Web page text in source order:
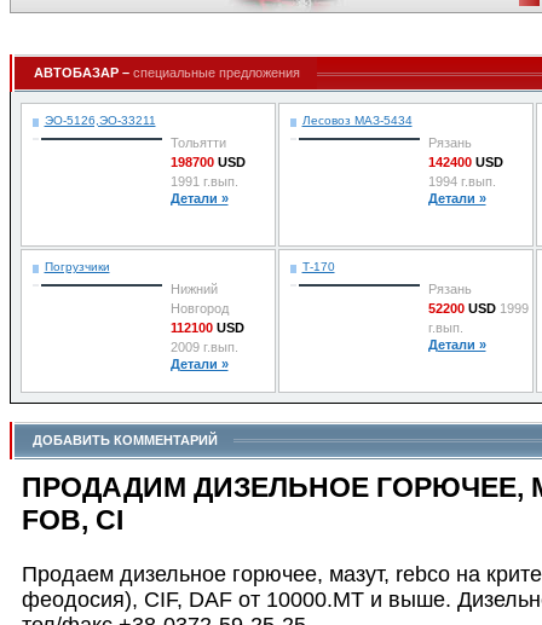
АВТОБАЗАР – специальные предложения
ЭО-5126,ЭО-33211
Тольятти
198700USD
1991 г.вып.
Детали »
Лесовоз МАЗ-5434
Рязань
142400USD
1994 г.вып.
Детали »
Погрузчики
Нижний
Новгород
112100USD
2009 г.вып.
Детали »
Т-170
Рязань
52200USD1999
г.вып.
Детали »
ДОБАВИТЬ КОММЕНТАРИЙ
ПРОДАДИМ ДИЗЕЛЬНОЕ ГОРЮЧЕЕ,
FOB, CI
Продаем дизельное горючее, мазут, rebco на
феодосия), CIF, DAF от 10000.МТ и выше.